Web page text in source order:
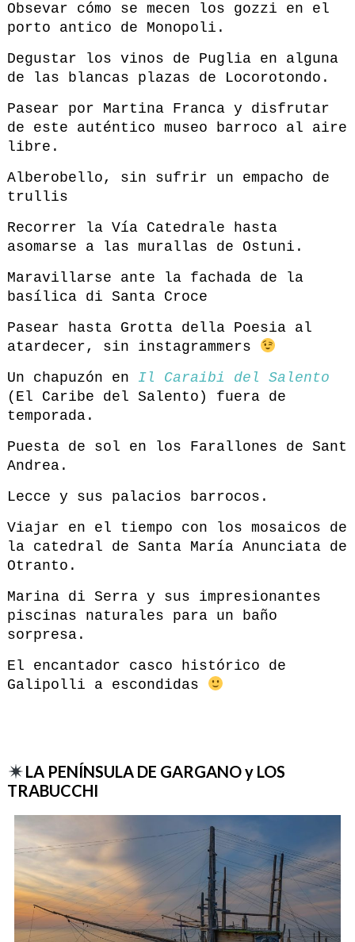
Obsevar cómo se mecen los gozzi en el
porto antico de Monopoli.
Degustar los vinos de Puglia en alguna
de las blancas plazas de Locorotondo.
Pasear por Martina Franca y disfrutar
de este auténtico museo barroco al aire
libre.
Alberobello, sin sufrir un empacho de
trullis
Recorrer la Vía Catedrale hasta
asomarse a las murallas de Ostuni.
Maravillarse ante la fachada de la
basílica di Santa Croce
Pasear hasta Grotta della Poesia al
atardecer, sin instagrammers
Un chapuzón en Il Caraibi del Salento
(El Caribe del Salento) fuera de
temporada.
Puesta de sol en los Farallones de Sant
Andrea.
Lecce y sus palacios barrocos.
Viajar en el tiempo con los mosaicos de
la catedral de Santa María Anunciata de
Otranto.
Marina di Serra y sus impresionantes
piscinas naturales para un baño
sorpresa.
El encantador casco histórico de
Galipolli a escondidas
LA PENÍNSULA DE GARGANO y LOS
TRABUCCHI